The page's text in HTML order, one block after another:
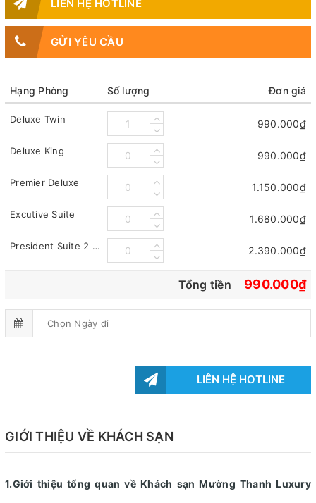
LIÊN HỆ HOTLINE
GỬI YÊU CẦU
Hạng Phòng Số lượng Đơn giá
Deluxe Twin 990.000₫
Deluxe King 990.000₫
Premier Deluxe 1.150.000₫
Excutive Suite 1.680.000₫
President Suite 2 PN 2.390.000₫
Tổng tiền 990.000₫
LIÊN HỆ HOTLINE
GIỚI THIỆU VỀ KHÁCH SẠN
1.Giới thiệu tổng quan về Khách sạn Mường Thanh Luxury